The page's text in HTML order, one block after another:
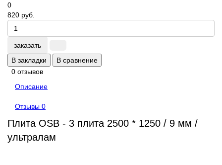
0
820 руб.
заказать
В закладки
В сравнение
0 отзывов
Описание
Отзывы 0
Плита OSB - 3 плита 2500 * 1250 / 9 мм /
ультралам